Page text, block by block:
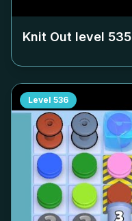
Knit Out level 535
Level 536